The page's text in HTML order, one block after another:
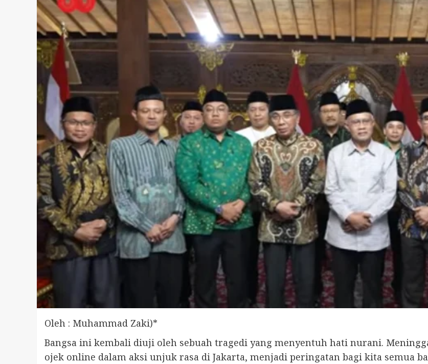
Oleh : Muhammad Zaki)*
Bangsa ini kembali diuji oleh sebuah tragedi yang menyentuh hati nurani.
ojek online dalam aksi unjuk rasa di Jakarta, menjadi peringatan bagi kita semua